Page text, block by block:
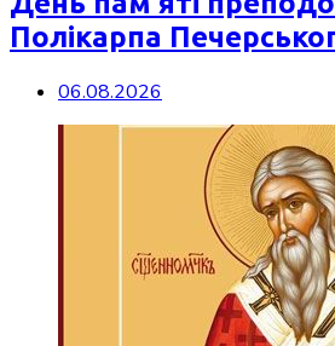
Полікарпа
06.08.2026